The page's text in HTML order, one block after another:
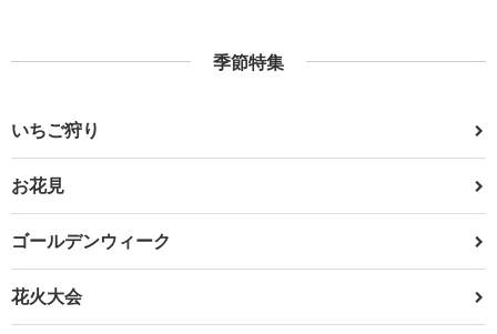
季節特集
いちご狩り
お花見
ゴールデンウィーク
花火大会